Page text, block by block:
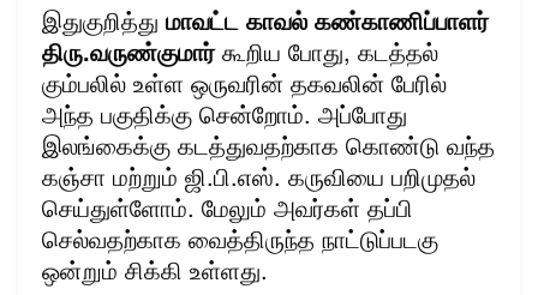
இதுகுறித்து மாவட்ட காவல் கண்காணிப்பாளர்
திரு.வருண்குமார்கூறிய போது, கடத்தல்
கும்பலில் உள்ள ஒருவரின் தகவலின் பேரில்
அந்த பகுதிக்கு சென்றோம். அப்போது
இலங்கைக்கு கடத்துவதற்காக கொண்டு வந்த
கஞ்சா மற்றும் ஜி.பி.எஸ். கருவியை பறிமுதல்
செய்துள்ளோம். மேலும் அவர்கள் தப்பி
செல்வதற்காக வைத்திருந்த நாட்டுப்படகு
ஒன்றும் சிக்கி உள்ளது.